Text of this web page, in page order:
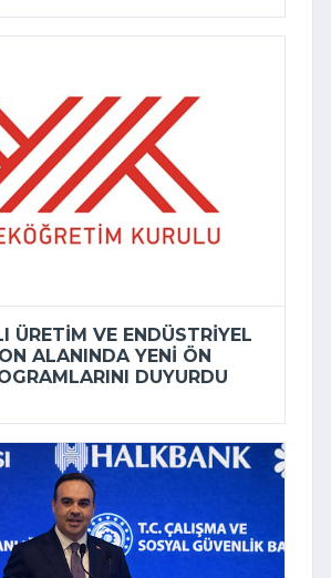
ÜRETIM VE ENDÜSTRIYEL
ALANINDA YENI ÖN
DUYURDU